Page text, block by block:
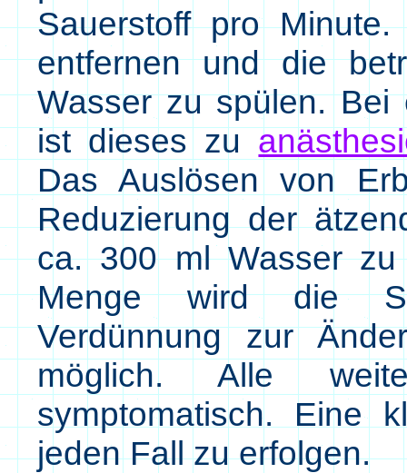
Sauerstoff pro
entfernen und die
Wasser zu spülen. Bei
ist dieses zu
Das Auslösen von
Reduzierung der
ca. 300 ml Wasser zu
Menge wird die
Verdünnung zur
möglich. Alle
symptomatisch. Eine
jeden Fall zu erfolgen.